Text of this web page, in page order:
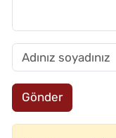
Gönder